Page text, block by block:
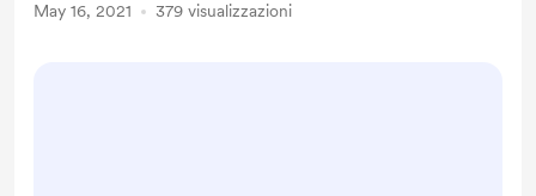
May 16, 2021 379 visualizzazioni